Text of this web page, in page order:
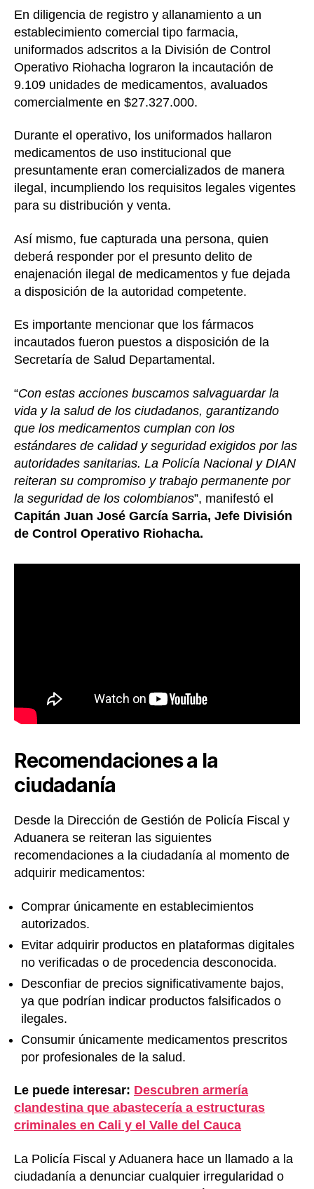
En diligencia de registro y allanamiento a un
establecimiento comercial tipo farmacia,
uniformados adscritos a la División de Control
Operativo Riohacha lograron la incautación de
9.109 unidades de medicamentos, avaluados
comercialmente en $27.327.000.
Durante el operativo, los uniformados hallaron
medicamentos de uso institucional que
presuntamente eran comercializados de manera
ilegal, incumpliendo los requisitos legales vigentes
para su distribución y venta.
Así mismo, fue capturada una persona, quien
deberá responder por el presunto delito de
enajenación ilegal de medicamentos y fue dejada
a disposición de la autoridad competente.
Es importante mencionar que los fármacos
incautados fueron puestos a disposición de la
Secretaría de Salud Departamental.
“Con estas acciones buscamos salvaguardar la
vida y la salud de los ciudadanos, garantizando
que los medicamentos cumplan con los
estándares de calidad y seguridad exigidos por las
autoridades sanitarias. La Policía Nacional y DIAN
reiteran su compromiso y trabajo permanente por
la seguridad de los colombianos”, manifestó el
Capitán Juan José García Sarria, Jefe División
de Control Operativo Riohacha.
Recomendaciones a la
ciudadanía
Desde la Dirección de Gestión de Policía Fiscal y
Aduanera se reiteran las siguientes
recomendaciones a la ciudadanía al momento de
adquirir medicamentos:
Comprar únicamente en establecimientos
autorizados.
Evitar adquirir productos en plataformas digitales
no verificadas o de procedencia desconocida.
Desconfiar de precios significativamente bajos,
ya que podrían indicar productos falsificados o
ilegales.
Consumir únicamente medicamentos prescritos
por profesionales de la salud.
Le puede interesar: Descubren armería
clandestina que abastecería a estructuras
criminales en Cali y el Valle del Cauca
La Policía Fiscal y Aduanera hace un llamado a la
ciudadanía a denunciar cualquier irregularidad o